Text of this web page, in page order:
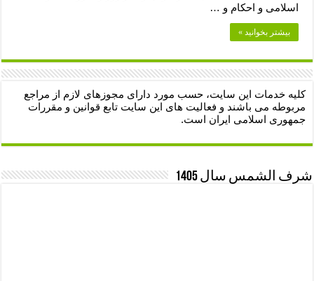
اسلامی و احکام و …
بیشتر بخوانید »
کلیه خدمات این سایت، حسب مورد دارای مجوزهای لازم از مراجع
مربوطه می باشند و فعالیت های این سایت تابع قوانین و مقررات
جمهوری اسلامی ایران است.
شرف الشمس سال 1405